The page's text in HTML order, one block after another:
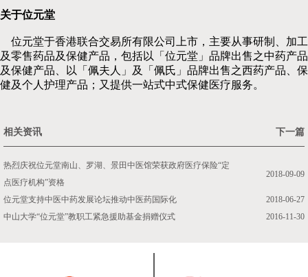
关于位元堂
位元堂于香港联合交易所有限公司上市，主要从事研制、加工
及零售药品及保健产品，包括以「位元堂」品牌出售之中药产品
及保健产品、以「佩夫人」及「佩氏」品牌出售之西药产品、保
健及个人护理产品；又提供一站式中式保健医疗服务。
相关资讯 下一篇
热烈庆祝位元堂南山、罗湖、景田中医馆荣获政府医疗保险“定
点医疗机构”资格
2018-09-09
位元堂支持中医中药发展论坛推动中医药国际化
2018-06-27
中山大学“位元堂”教职工紧急援助基金捐赠仪式
2016-11-30